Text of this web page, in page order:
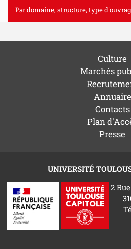
Par domaine, structure, type
Culture
Marchés
Annuaire
Contacts
Plan
Presse
UNIVERSITÉ
2